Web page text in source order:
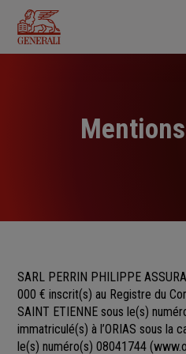
contenu
principal
SARL PERRIN PHILIPPE
000 € inscrit(s) au Registre du
SAINT ETIENNE sous le(s)
immatriculé(s) à l’ORIAS sous la
le(s) numéro(s) 08041744 (